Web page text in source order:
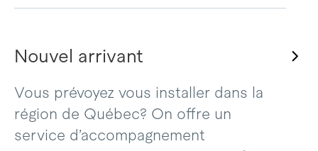
Nouvel arrivant
Vous prévoyez vous installer dans la
région de Québec? On offre un
service d’accompagnement